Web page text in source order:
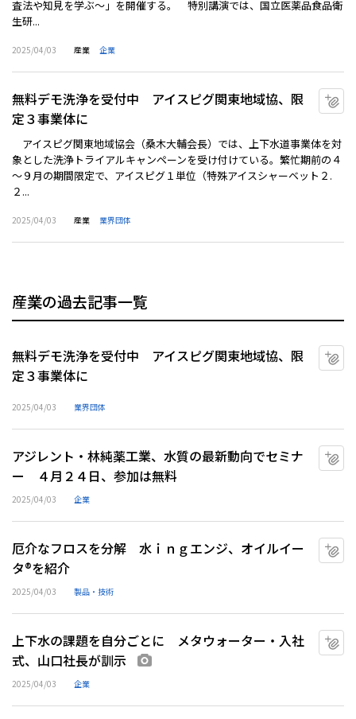
査法や知見を学ぶ～」を開催する。 特別講演では、国立医薬品食品衛
生研...
2025/04/03 産業 企業
無料デモ洗浄を受付中 アイスピグ関東地域協、限
定３事業体に
アイスピグ関東地域協会（桑木大輔会長）では、上下水道事業体を対
象とした洗浄トライアルキャンペーンを受け付けている。繁忙期前の４
～９月の期間限定で、アイスピグ１単位（特殊アイスシャーベット２.
２...
2025/04/03 産業 業界団体
産業の過去記事一覧
無料デモ洗浄を受付中 アイスピグ関東地域協、限
定３事業体に
2025/04/03 業界団体
アジレント・林純薬工業、水質の最新動向でセミナ
ー ４月２４日、参加は無料
2025/04/03 企業
厄介なフロスを分解 水ｉｎｇエンジ、オイルイー
タ®を紹介
2025/04/03 製品・技術
上下水の課題を自分ごとに メタウォーター・入社
式、山口社長が訓示
2025/04/03 企業